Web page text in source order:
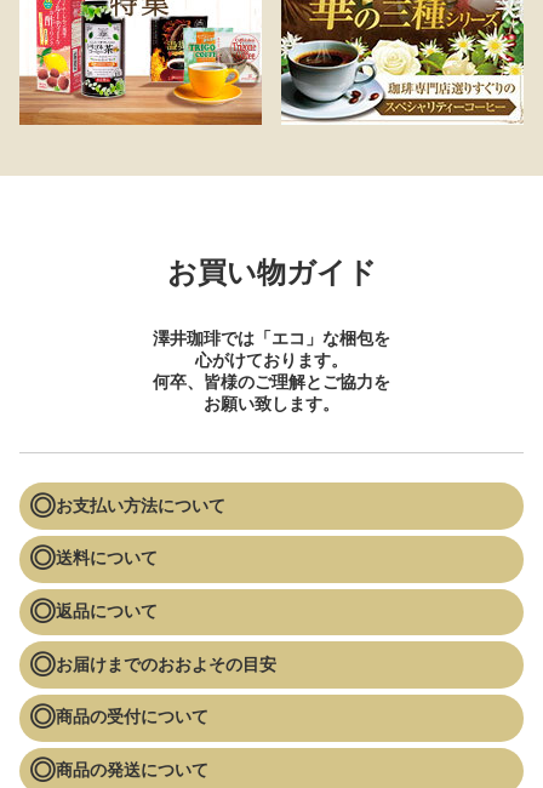
お買い物ガイド
澤井珈琲では「エコ」な梱包を
心がけております。
何卒、皆様のご理解とご協力を
お願い致します。
お支払い方法について
送料について
返品について
お届けまでのおおよその目安
商品の受付について
商品の発送について